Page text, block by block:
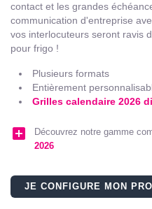
contact et les grandes
communication d'entreprise
vos interlocuteurs seront ravis
pour frigo !
Plusieurs formats
Entièrement
Grilles calendaire 2026
add_box Découvrez notre gamme
2026
JE CONFIGURE MON